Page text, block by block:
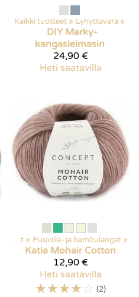
Kaikki tuotteet ‪» Lyhyttavara ‪»
DIY Marky-
kangasleimasin
24,90 €
Heti saatavilla
Langat ‪» Puuvilla- ja bambulangat ‪»
Katia Mohair Cotton
12,90 €
Heti saatavilla
☆☆☆☆☆ (2)